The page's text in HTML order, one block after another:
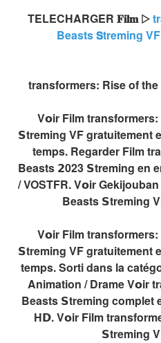
TELECHARGER 𝐅𝐢𝐥𝐦 ▷
Beasts 𝗦treming
transformers: Rise of
V𝗼ir Film
𝗦treming VF gratuitement
temps. Regarder Film
Beasts 𝟮023 𝗦treming en
/ VOSTFR. V𝗼ir
Beasts 𝗦treming
V𝗼ir Film
𝗦treming VF gratuitement
temps. Sorti dans la
Animation / Drame V𝗼ir
Beasts 𝗦treming complet
H𝗗. V𝗼ir Film
𝗦treming